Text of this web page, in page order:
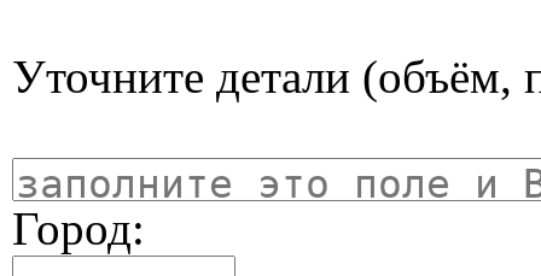
Уточните детали (объём,
Город: